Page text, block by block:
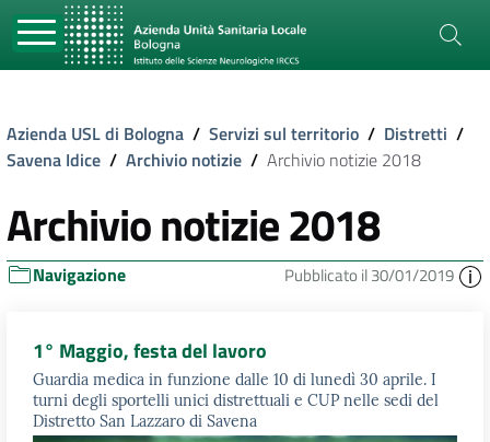
Azienda USL di Bologna / Servizi sul territorio / Distretti /
Savena Idice / Archivio notizie / Archivio notizie 2018
Archivio notizie 2018
Navigazione Pubblicato il 30/01/2019
1° Maggio, festa del lavoro
Guardia medica in funzione dalle 10 di lunedì 30 aprile. I
turni degli sportelli unici distrettuali e CUP nelle sedi del
Distretto San Lazzaro di Savena